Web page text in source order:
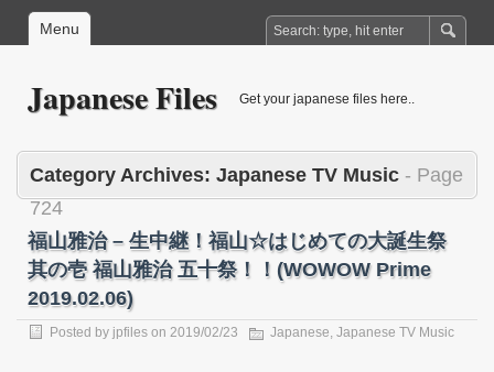
Menu
Japanese Files Get your japanese files here..
Category Archives: Japanese TV Music - Page
724
福山雅治 – 生中継！福山☆はじめての大誕生祭
其の壱 福山雅治 五十祭！！(WOWOW Prime
2019.02.06)
Posted by jpfiles on 2019/02/23 Japanese, Japanese TV Music